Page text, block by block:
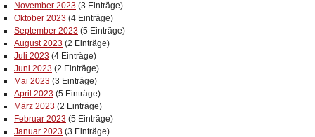
November 2023 (3 Einträge)
Oktober 2023 (4 Einträge)
September 2023 (5 Einträge)
August 2023 (2 Einträge)
Juli 2023 (4 Einträge)
Juni 2023 (2 Einträge)
Mai 2023 (3 Einträge)
April 2023 (5 Einträge)
März 2023 (2 Einträge)
Februar 2023 (5 Einträge)
Januar 2023 (3 Einträge)